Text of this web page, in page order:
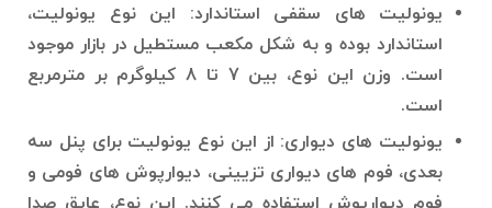
یونولیت های سقفی استاندارد: این نوع یونولیت،
استاندارد بوده و به شکل مکعب مستطیل در بازار موجود
است. وزن این نوع، بین 7 تا 8 کیلوگرم بر مترمربع
است.
یونولیت های دیواری: از این نوع یونولیت برای پنل سه
بعدی، فوم های دیواری تزیینی، دیوارپوش های فومی و